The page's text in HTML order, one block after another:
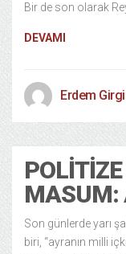
Bir de son olarak
DEVAMI
Erdem
MASUM:
Son günlerde yarı
biri, “ayranın milli